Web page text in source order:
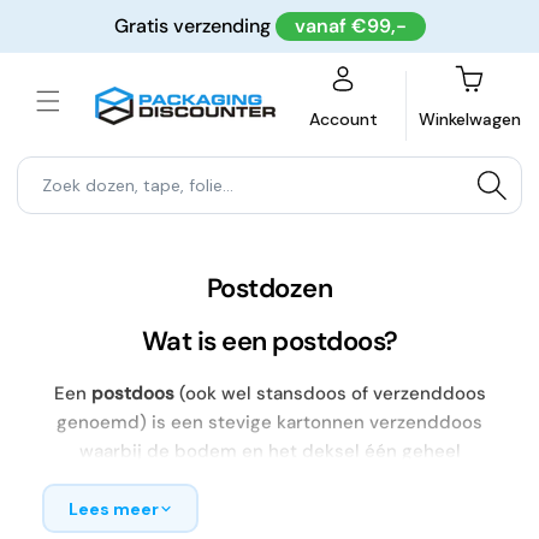
content
Gratis verzending vanaf €99,-
Account Winkelwagen
Postdozen
Wat is een postdoos?
Een postdoos(ook wel stansdoos of verzenddoos
genoemd) is een stevige kartonnen verzenddoos
waarbij de bodem en het deksel één geheel
vormen. In tegenstelling tot een standaard
vouwdoos heeft een postdoos een vast
Lees meer